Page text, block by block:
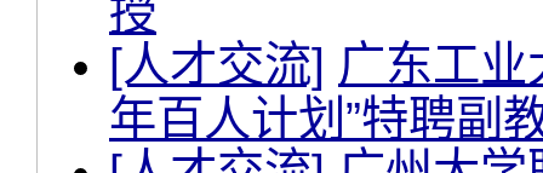
授
[人才交流] 广东工业
年百人计划”特聘副